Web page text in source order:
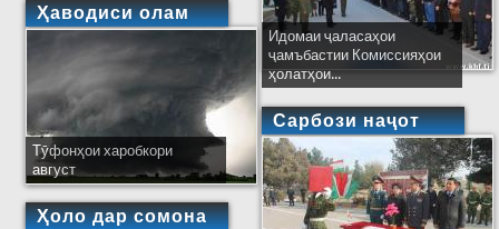
Ҳаводиси олам
Тӯфонҳои харобкори
август
Ҳоло дар сомона
Идомаи ҷаласаҳои
ҷамъбастии Комиссияҳои
ҳолатҳои...
Сарбози наҷот